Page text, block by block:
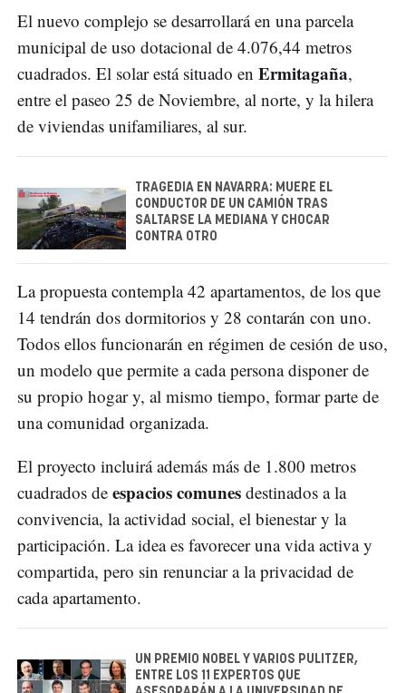
El nuevo complejo se desarrollará en una parcela
municipal de uso dotacional de 4.076,44 metros
cuadrados. El solar está situado en Ermitagaña,
entre el paseo 25 de Noviembre, al norte, y la hilera
de viviendas unifamiliares, al sur.
TRAGEDIA EN NAVARRA: MUERE EL
CONDUCTOR DE UN CAMIÓN TRAS
SALTARSE LA MEDIANA Y CHOCAR
CONTRA OTRO
La propuesta contempla 42 apartamentos, de los que
14 tendrán dos dormitorios y 28 contarán con uno.
Todos ellos funcionarán en régimen de cesión de uso,
un modelo que permite a cada persona disponer de
su propio hogar y, al mismo tiempo, formar parte de
una comunidad organizada.
El proyecto incluirá además más de 1.800 metros
cuadrados de espacios comunes destinados a la
convivencia, la actividad social, el bienestar y la
participación. La idea es favorecer una vida activa y
compartida, pero sin renunciar a la privacidad de
cada apartamento.
UN PREMIO NOBEL Y VARIOS PULITZER,
ENTRE LOS 11 EXPERTOS QUE